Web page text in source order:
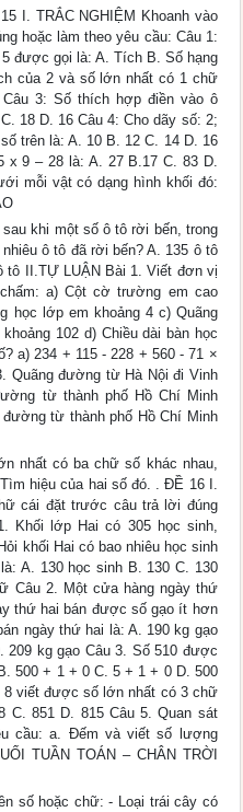
I. TRẮC NGHIỆM Khoanh vào
hoặc làm theo yêu cầu: Câu 1:
được gọi là: A. Tích B. Số hạng
của 2 và số lớn nhất có 1 chữ
3: Số thích hợp điền vào ô
18 D. 16 Câu 4: Cho dãy số: 2;
trên là: A. 10 B. 12 C. 14 D. 16
x 9 – 28 là: A. 27 B.17 C. 83 D.
mỗi vật có dạng hình khối đó:
khi một số ô tô rời bến, trong
ô tô đã rời bến? A. 135 ô tô
tô II.TỰ LUẬN Bài 1. Viết đơn vị
a) Cột cờ trường em cao
học lớp em khoảng 4 c) Quãng
102 d) Chiều dài bàn học
a) 234 + 115 - 228 + 560 - 71 ×
Quãng đường từ Hà Nội đi Vinh
từ thành phố Hồ Chí Minh
từ thành phố Hồ Chí Minh
nhất có ba chữ số khác nhau,
hiệu của hai số đó. . ĐỀ 16 I.
cái đặt trước câu trả lời đúng
Khối lớp Hai có 305 học sinh,
khối Hai có bao nhiêu học sinh
A. 130 học sinh B. 130 C. 130
Câu 2. Một cửa hàng ngày thứ
thứ hai bán được số gạo ít hơn
ngày thứ hai là: A. 190 kg gạo
209 kg gạo Câu 3. Số 510 được
500 + 1 + 0 C. 5 + 1 + 0 D. 500
viết được số lớn nhất có 3 chữ
C. 851 D. 815 Câu 5. Quan sát
cầu: a. Đếm và viết số lượng
TUẦN TOÁN – CHÂN TRỜI
số hoặc chữ: - Loại trái cây có